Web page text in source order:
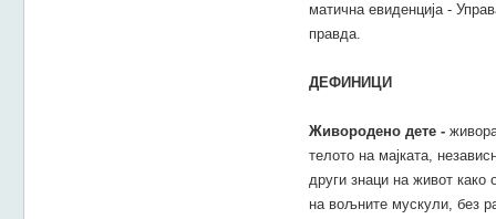
матична евиденција -
правда.
ДЕФИНИЦИ
Живородено дете -
телото на мајката,
други знаци на живот
на вољните мускули, без